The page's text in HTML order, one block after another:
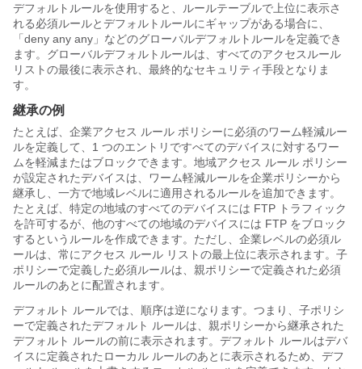
デフォルトルールを使用すると、ルールテーブルで上位に表示さ
れる必須ルールとデフォルトルールにギャップがある場合に、
「deny any any」などのグローバルデフォルトルールを定義でき
ます。グローバルデフォルトルールは、すべてのアクセスルール
リストの最後に表示され、最終的なセキュリティ手段となりま
す。
継承の例
たとえば、企業アクセス ルール ポリシーに必須のワーム軽減ルー
ルを定義して、1 つのエントリですべてのデバイスに対するワー
ムを軽減またはブロックできます。地域アクセス ルール ポリシー
が設定されたデバイスは、ワーム軽減ルールを企業ポリシーから
継承し、一方で地域レベルに適用されるルールを追加できます。
たとえば、特定の地域のすべてのデバイスには FTP トラフィック
を許可するが、他のすべての地域のデバイスには FTP をブロック
するというルールを作成できます。ただし、企業レベルの必須ル
ールは、常にアクセス ルール リストの最上位に表示されます。子
ポリシーで定義した必須ルールは、親ポリシーで定義された必須
ルールのあとに配置されます。
デフォルト ルールでは、順序は逆になります。つまり、子ポリシ
ーで定義されたデフォルト ルールは、親ポリシーから継承された
デフォルト ルールの前に表示されます。デフォルト ルールはデバ
イスに定義されたローカル ルールのあとに表示されるため、デフ